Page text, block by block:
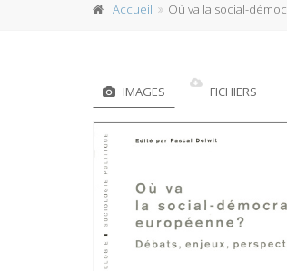
Accueil Où va la social-démocratie européenne ?
IMAGES FICHIERS